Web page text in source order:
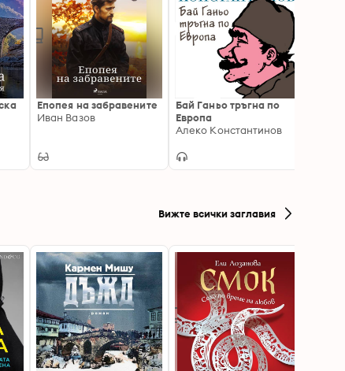
Епопея на забравените
Иван Вазов
Бай Ганьо тръгна по
Европа
Алеко Константинов
Вижте всички заглавия